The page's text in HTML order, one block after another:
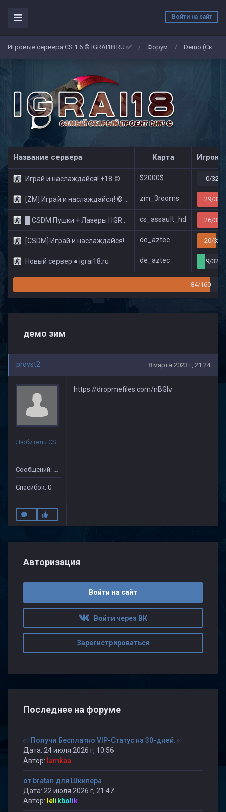
Войти на сайт
Игровые сервера CS 1.6 © IGRAI18.RU ✅ / Форум / Demo (Скриншоты)
Название сервера Карта
Играй и наслаждайся! +18 © Public $2000$ 0/32
[ZM] Играй и наслаждайся! © Zombie Show zm_3rooms 29/32
█ CSDM Пушки + Лазеры | IGRAI18.RU ツ █ cs_assault_hd 26/32
[CSDM] Играй и наслаждайся! © Classic de_aztec 20/32
Новый сервер ● igrai18.ru de_aztec 9/32
84/160
демо зим
provst2 8 марта 2023 г, 21:24
Любитель CS
Сообщений: 17
Спасибок: 0
https://dropmefiles.com/nBGlv
Авторизация
Войти на сайт
Войти через ВК
Зарегистрироваться
Последнее на форуме
✅ Получи Бесплатно VIP-Статус на 30-дней. ✅
Дата: 24 июля 2026 г, 10:56
Автор: lamkaa
от bratan для Шкипера
Дата: 22 июля 2026 г, 21:47
Автор: lelikbolik